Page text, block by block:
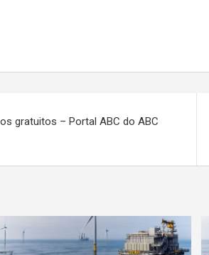
gratuitos – Portal ABC do ABC